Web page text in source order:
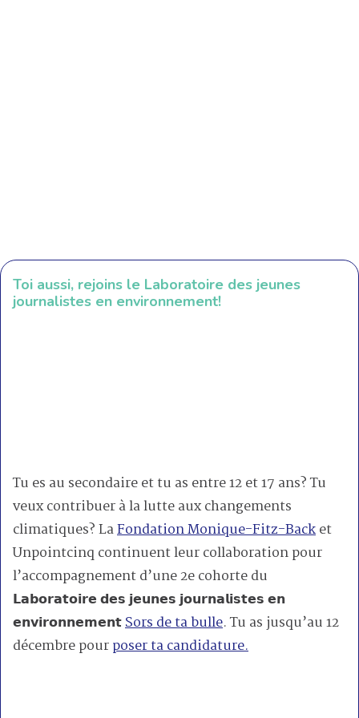
Toi aussi, rejoins le Laboratoire des jeunes
journalistes en environnement!
Tu es au secondaire et tu as entre 12 et 17 ans? Tu
veux contribuer à la lutte aux changements
climatiques? LaFondation Monique-Fitz-Backet
Unpointcinq continuent leur collaboration pour
l’accompagnement d’une 2e cohorte du
𝗟𝗮𝗯𝗼𝗿𝗮𝘁𝗼𝗶𝗿𝗲 𝗱𝗲𝘀 𝗷𝗲𝘂𝗻𝗲𝘀 𝗷𝗼𝘂𝗿𝗻𝗮𝗹𝗶𝘀𝘁𝗲𝘀 𝗲𝗻
𝗲𝗻𝘃𝗶𝗿𝗼𝗻𝗻𝗲𝗺𝗲𝗻𝘁Sors de ta bulle. Tu as jusqu’au 12
décembre pourposer ta candidature.